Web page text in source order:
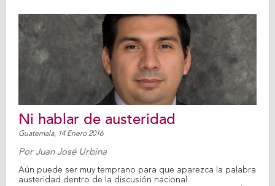
Ni hablar de austeridad
Guatemala, 14 Enero 2016
PorJuan José Urbina
Aún puede ser muy temprano para que aparezca la palabra
austeridad dentro de la discusión nacional.